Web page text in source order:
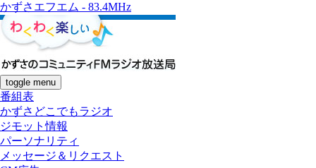
かずさエフエム - 83.4MHz
toggle menu
番組表
かずさどこでもラジオ
ジモット情報
パーソナリティ
メッセージ＆リクエスト